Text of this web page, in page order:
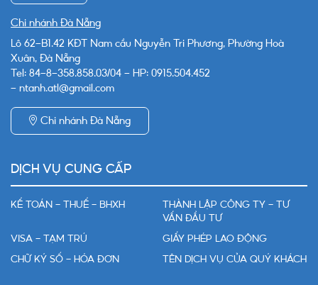
Chi nhánh Đà Nẵng
Lô 62-B1.42 KĐT Nam cầu Nguyễn Tri Phương, Phường Hoà
Xuân, Đà Nẵng
Tel: 84-8-358.858.03/04 - HP: 0915.504.452
- ntanh.atl@gmail.com
Chi nhánh Đà Nẵng
DỊCH VỤ CUNG CẤP
KẾ TOÁN - THUẾ - BHXH
THÀNH LẬP CÔNG TY - TƯ
VẤN ĐẦU TƯ
VISA - TẠM TRÚ GIẤY PHÉP LAO ĐỘNG
CHỮ KÝ SỐ - HÓA ĐƠN TÊN DỊCH VỤ CỦA QUÝ KHÁCH